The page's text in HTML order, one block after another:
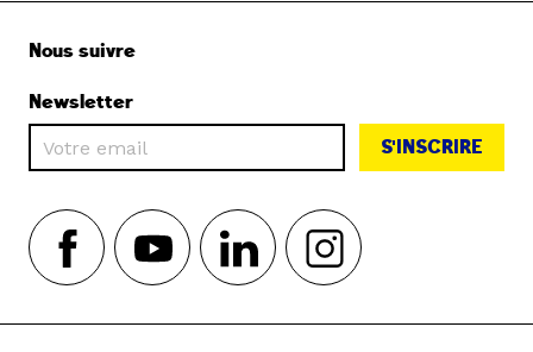
Nous suivre
Newsletter
S'INSCRIRE